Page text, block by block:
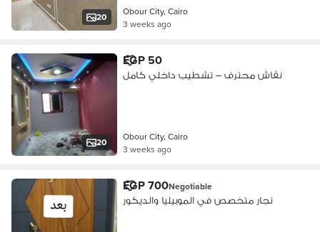
20
Obour City, Cairo
3 weeks ago
20
EGP 50
نقاش محترف – تشطيب داخلي كامل
Obour City, Cairo
3 weeks ago
EGP 700Negotiable
نجار متخصص في الموبيليا والديكور